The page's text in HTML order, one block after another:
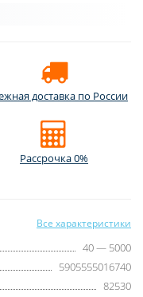
доставка по России
Рассрочка 0%
Все характеристики
40 — 5000
5905555016740
82530